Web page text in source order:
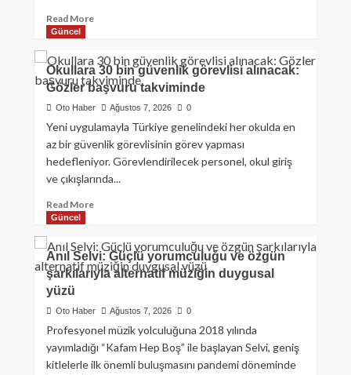
Read More
Güncel
Okullara 30 bin güvenlik görevlisi alınacak:
Gözler başvuru takviminde
Oto Haber Ağustos 7, 2026 0
Yeni uygulamayla Türkiye genelindeki her okulda en
az bir güvenlik görevlisinin görev yapması
hedefleniyor. Görevlendirilecek personel, okul giriş
ve çıkışlarında...
Read More
Güncel
Anıl Selvi: Güçlü yorumculuğu ve özgün
şarkılarıyla alternatif müziğin duygusal
yüzü
Oto Haber Ağustos 7, 2026 0
Profesyonel müzik yolculuğuna 2018 yılında
yayımladığı “Kafam Hep Boş” ile başlayan Selvi, geniş
kitlelerle ilk önemli buluşmasını pandemi döneminde